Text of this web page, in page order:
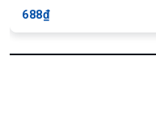
688₫